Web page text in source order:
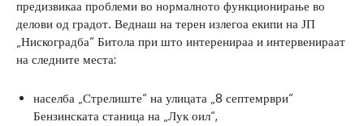
предизвикаа проблеми во нормалното функционирање во
делови од градот. Веднаш на терен излегоа екипи на ЈП
„Нискоградба“ Битола при што интеренираа и интервенираат
на следните места:
населба „Стрелиште“ на улицата „8 септемрври“
Бензинската станица на „Лук оил“,